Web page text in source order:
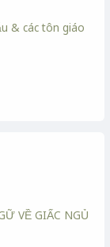
& các tôn giáo
VỀ GIẤC NGỦ